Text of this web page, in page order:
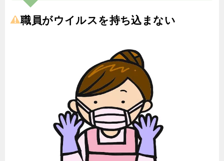
職員がウイルスを持ち込まない